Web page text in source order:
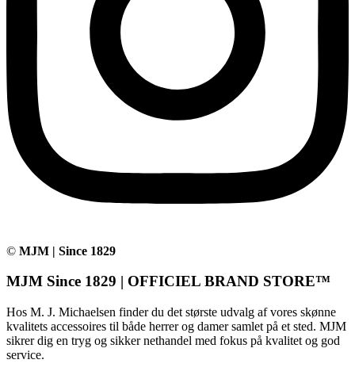
© MJM | Since 1829
MJM Since 1829 | OFFICIEL BRAND STORE™
Hos M. J. Michaelsen finder du det største udvalg af vores skønne
kvalitets accessoires til både herrer og damer samlet på et sted. MJM
sikrer dig en tryg og sikker nethandel med fokus på kvalitet og god
service.